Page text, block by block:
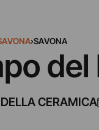
›SAVONA
CERAMICA